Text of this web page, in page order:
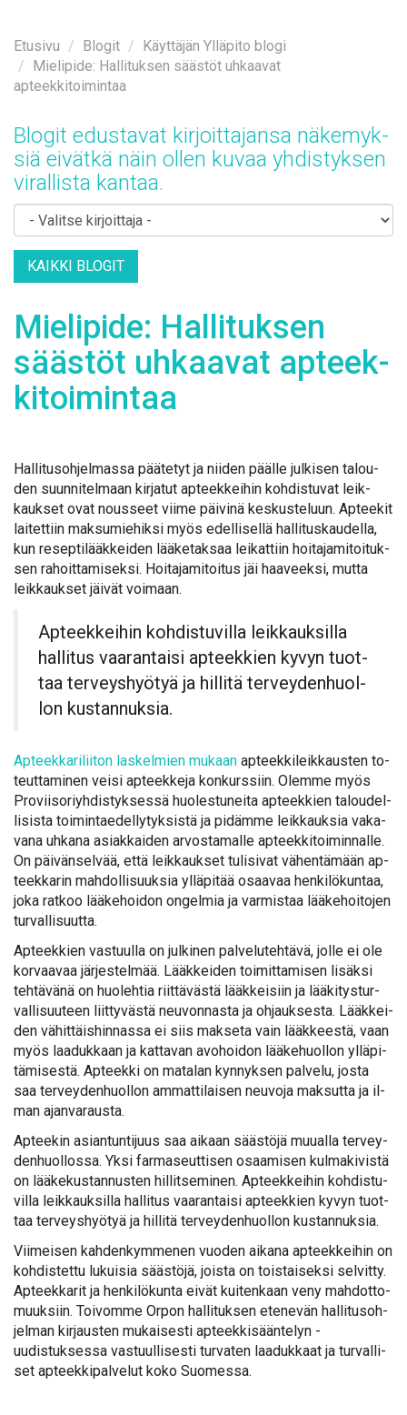
Etusi­vu Blo­git
Käyt­tä­jän Yl­lä­pi­to blo­gi
Mielipide: Hallituksen säästöt uhkaavat
apteekkitoimintaa
Blo­git edus­ta­vat kir­joit­ta­jan­sa nä­ke­myk­
siä ei­vät­kä näin ol­len ku­vaa yh­dis­tyk­sen
vi­ral­lis­ta kan­taa.
KAIK­KI BLO­GIT
Mie­li­pi­de: Hal­li­tuk­sen
sääs­töt uh­kaa­vat ap­teek­
ki­toi­min­taa
Hal­li­tus­oh­jel­mas­sa pää­te­tyt ja nii­den pääl­le jul­ki­sen ta­lou­
den suun­ni­tel­maan kir­ja­tut ap­teek­kei­hin koh­dis­tu­vat leik­
kauk­set ovat nous­seet vii­me päi­vi­nä kes­kus­te­luun. Ap­tee­kit
lai­tet­tiin mak­su­mie­hik­si myös edel­li­sel­lä hal­li­tus­kau­del­la,
kun re­sep­ti­lääk­kei­den lää­ke­tak­saa lei­kat­tiin hoi­ta­ja­mi­toi­tuk­
sen ra­hoit­ta­mi­sek­si. Hoi­ta­ja­mi­toi­tus jäi haa­veek­si, mut­ta
leik­kauk­set jäi­vät voi­maan.
Ap­teek­kei­hin koh­dis­tu­vil­la leik­kauk­sil­la
hal­li­tus vaa­ran­tai­si ap­teek­kien ky­vyn tuot­
taa ter­veys­hyö­tyä ja hil­li­tä ter­vey­den­huol­
lon kus­tan­nuk­sia.
Ap­teek­ka­ri­lii­ton las­kel­mien mu­kaan ap­teek­ki­leik­kaus­ten to­
teut­ta­mi­nen vei­si ap­teek­ke­ja kon­kurs­siin. Olem­me myös
Pro­vii­so­riyh­dis­tyk­ses­sä huo­les­tu­nei­ta ap­teek­kien ta­lou­del­
li­sis­ta toi­min­tae­del­ly­tyk­sis­tä ja pi­däm­me leik­kauk­sia va­ka­
va­na uh­ka­na asiak­kai­den ar­vos­ta­mal­le ap­teek­ki­toi­min­nal­le.
On päi­vän­sel­vää, et­tä leik­kauk­set tu­li­si­vat vä­hen­tä­mään ap­
teek­ka­rin mah­dol­li­suuk­sia yl­lä­pi­tää osaa­vaa hen­ki­lö­kun­taa,
jo­ka rat­koo lää­ke­hoi­don on­gel­mia ja var­mis­taa lää­ke­hoi­to­jen
tur­val­li­suut­ta.
Ap­teek­kien vas­tuul­la on jul­ki­nen pal­ve­lu­teh­tä­vä, jol­le ei ole
kor­vaa­vaa jär­jes­tel­mää. Lääk­kei­den toi­mit­ta­mi­sen li­säk­si
teh­tä­vä­nä on huo­leh­tia riit­tä­väs­tä lääk­kei­siin ja lää­ki­tys­tur­
val­li­suu­teen liit­ty­väs­tä neu­von­nas­ta ja oh­jauk­ses­ta. Lääk­kei­
den vä­hit­täis­hin­nas­sa ei siis mak­se­ta vain lääk­kees­tä, vaan
myös laa­duk­kaan ja kat­ta­van avo­hoi­don lää­ke­huol­lon yl­lä­pi­
tä­mi­ses­tä. Ap­teek­ki on ma­ta­lan kyn­nyk­sen pal­ve­lu, jos­ta
saa ter­vey­den­huol­lon am­mat­ti­lai­sen neu­vo­ja mak­sut­ta ja il­
man ajan­va­raus­ta.
Ap­tee­kin asian­tun­ti­juus saa ai­kaan sääs­tö­jä muu­al­la ter­vey­
den­huol­los­sa. Yk­si far­ma­seut­ti­sen osaa­mi­sen kul­ma­ki­vis­tä
on lää­ke­kus­tan­nus­ten hil­lit­se­mi­nen. Ap­teek­kei­hin koh­dis­tu­
vil­la leik­kauk­sil­la hal­li­tus vaa­ran­tai­si ap­teek­kien ky­vyn tuot­
taa ter­veys­hyö­tyä ja hil­li­tä ter­vey­den­huol­lon kus­tan­nuk­sia.
Vii­mei­sen kah­den­kym­me­nen vuo­den ai­ka­na ap­teek­kei­hin on
koh­dis­tet­tu lu­kui­sia sääs­tö­jä, jois­ta on tois­tai­sek­si sel­vit­ty.
Ap­teek­ka­rit ja hen­ki­lö­kun­ta ei­vät kui­ten­kaan ve­ny mah­dot­to­
muuk­siin. Toi­vom­me Or­pon hal­li­tuk­sen ete­ne­vän hal­li­tus­oh­
jel­man kir­jaus­ten mu­kai­ses­ti ap­teek­ki­sään­te­lyn ­
uudistuksessa vas­tuul­li­ses­ti tur­va­ten laa­duk­kaat ja tur­val­li­
set ap­teek­ki­pal­ve­lut ko­ko Suo­mes­sa.